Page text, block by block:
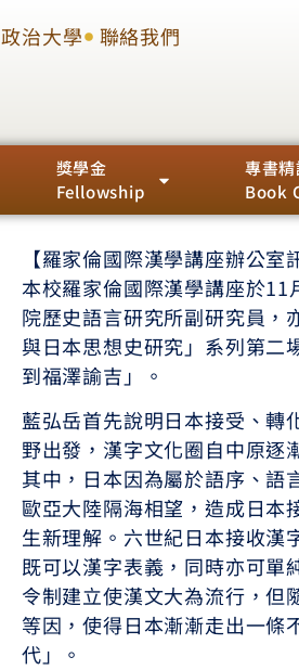
政治大學 聯絡我們
獎學金
Fellowship
專書
Book
【羅家倫國際漢學講座辦公室
本校羅家倫國際漢學講座於
院歷史語言研究所副研究員，
與日本思想史研究」系列第
到福澤諭吉」。
藍弘岳首先說明日本接受、轉
野出發，漢字文化圈自中原逐
其中，日本因為屬於語序、語
歐亞大陸隔海相望，造成日本
生新理解。六世紀日本接收
既可以漢字表義，同時亦可單
令制建立使漢文大為流行，但
等因，使得日本漸漸走出一條
代」。